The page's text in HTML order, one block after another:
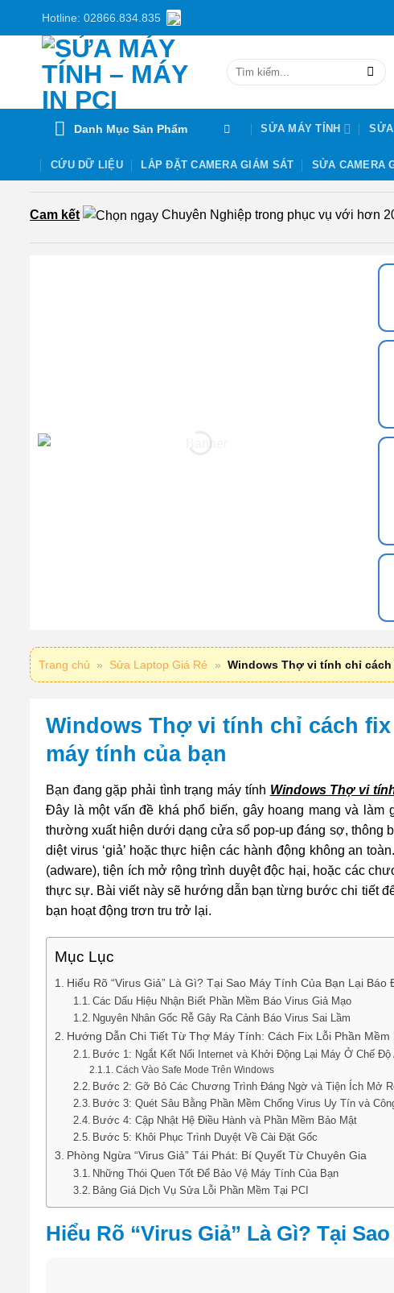
Hotline: 02866.834.835
Tìm
Danh Mục Sản Phẩm SỬA MÁY TÍNH
CỨU DỮ LIỆU LẮP ĐẶT CAMERA GIÁM SÁT SỬA CAMERA
Cam kết Chuyên Nghiệp trong phục vụ với hơn
Trang chủ » Sửa Laptop Giá Rẻ » Windows Thợ vi tính chỉ
Windows Thợ vi tính chỉ cách
máy tính của bạn
Bạn đang gặp phải tình trạng máy tính Windows Thợ vi
Đây là một vấn đề khá phổ biến, gây hoang mang và
thường xuất hiện dưới dạng cửa sổ pop-up đáng sợ, thông
diệt virus ‘giả’ hoặc thực hiện các hành động không an
(adware), tiện ích mở rộng trình duyệt độc hại, hoặc các
thực sự. Bài viết này sẽ hướng dẫn bạn từng bước chi tiết
bạn hoạt động trơn tru trở lại.
Mục Lục
Hiểu Rõ “Virus Giả” Là Gì? Tại Sao Máy Tính Của Bạn Lại Báo
Các Dấu Hiệu Nhận Biết Phần Mềm Báo Virus Giả Mạo
Nguyên Nhân Gốc Rễ Gây Ra Cảnh Báo Virus Sai Lầm
Hướng Dẫn Chi Tiết Từ Thợ Máy Tính: Cách Fix Lỗi Phần Mềm
Bước 1: Ngắt Kết Nối Internet và Khởi Động Lại Máy Ở Chế Độ
Cách Vào Safe Mode Trên Windows
Bước 2: Gỡ Bỏ Các Chương Trình Đáng Ngờ và Tiện Ích Mở
Bước 3: Quét Sâu Bằng Phần Mềm Chống Virus Uy Tín và
Bước 4: Cập Nhật Hệ Điều Hành và Phần Mềm Bảo Mật
Bước 5: Khôi Phục Trình Duyệt Về Cài Đặt Gốc
Phòng Ngừa “Virus Giả” Tái Phát: Bí Quyết Từ Chuyên Gia
Những Thói Quen Tốt Để Bảo Vệ Máy Tính Của Bạn
Bảng Giá Dịch Vụ Sửa Lỗi Phần Mềm Tại PCI
Hiểu Rõ “Virus Giả” Là Gì? Tại